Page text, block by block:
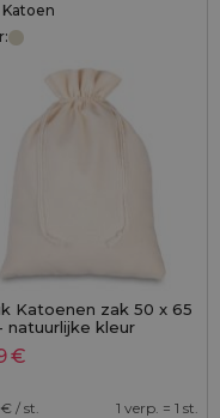
Katoen
Katoenen zak 50 x 65
natuurlijke kleur
€
€ / st. 1 verp. = 1 st.